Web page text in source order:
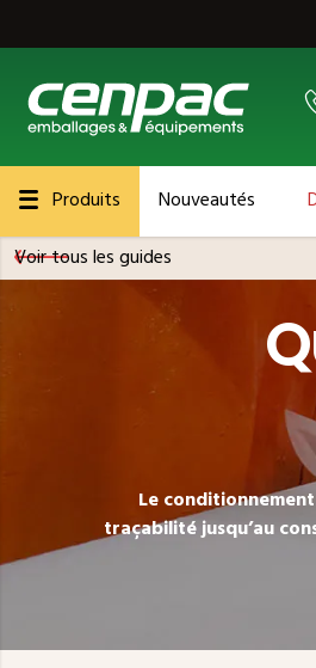
Produits Nouveautés
Voir tous les guides
Le
traçabilitéjusqu’au